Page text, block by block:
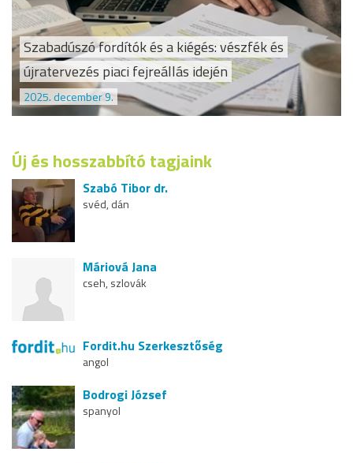
Szabadúszó fordítók és a kiégés: vészfék és
újratervezés piaci fejreállás idején
2025. december 9.
Új és hosszabbító tagjaink
Szabó Tibor dr.
svéd, dán
Máriová Jana
cseh, szlovák
Fordit.hu Szerkesztőség
angol
Bodrogi József
spanyol